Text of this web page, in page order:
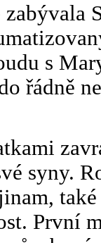
s
řádně
syny.
První